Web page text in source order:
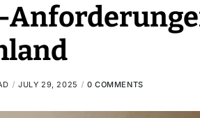
JULY 29, 2025 0 COMMENTS